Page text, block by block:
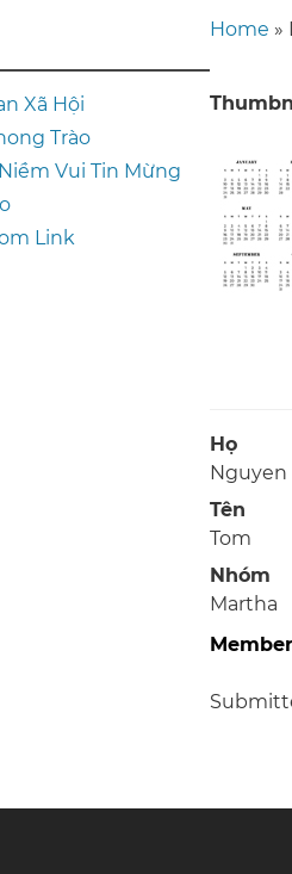
Xã Hội
Trào
Vui Tin Mừng
Link
Home
Họ
Nguyen
Tên
Tom
Nhóm
Martha